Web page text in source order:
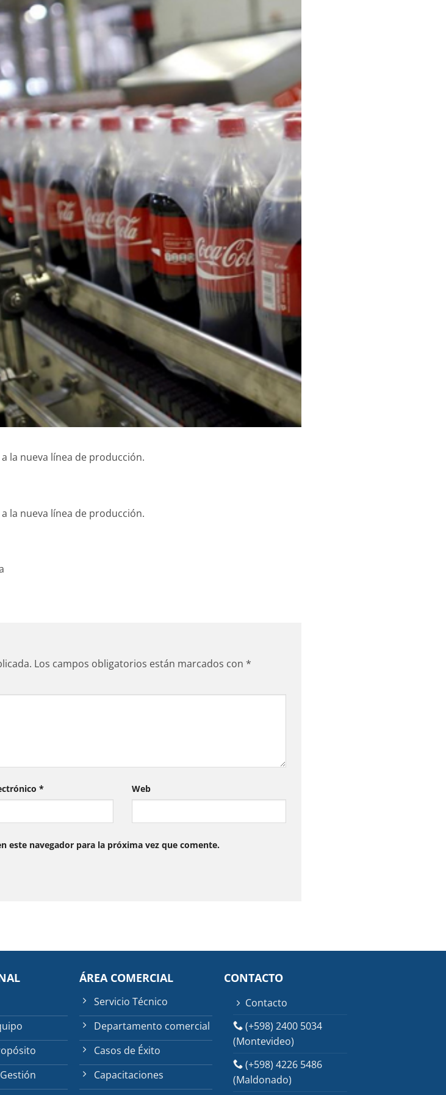
la nueva línea de producción.
la nueva línea de producción.
Los campos obligatorios están marcados con *
* Web
este navegador para la próxima vez que comente.
ÁREA COMERCIAL
Servicio Técnico
Departamento comercial
Casos de Éxito
Capacitaciones
CONTACTO
Contacto
(+598) 2400 5034
(Montevideo)
(+598) 4226 5486
(Maldonado)